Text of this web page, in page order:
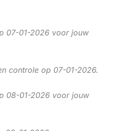
07-01-2026 voor jouw
controle op 07-01-2026.
08-01-2026 voor jouw